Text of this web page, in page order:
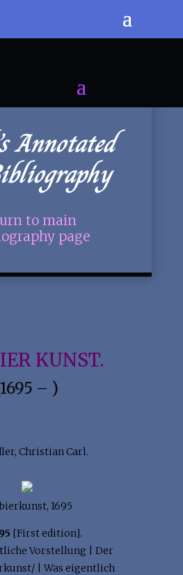
Annotated
to main
page
KUNST.
– )
Christian Carl.
1695
[First edition].
Vorstellung | Der
| Was eigentlich